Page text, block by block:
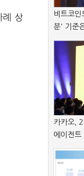
례 상
비트코인
분' 기준
카카오,
에이전트